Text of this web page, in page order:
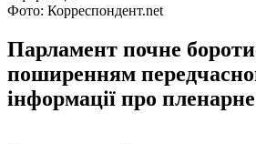
Фото: Корреспондент.net
Парламент почне
поширенням
інформації про